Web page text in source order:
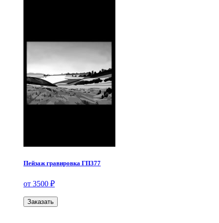
Пейзаж гравировка ГП377
от 3500 ₽
Заказать